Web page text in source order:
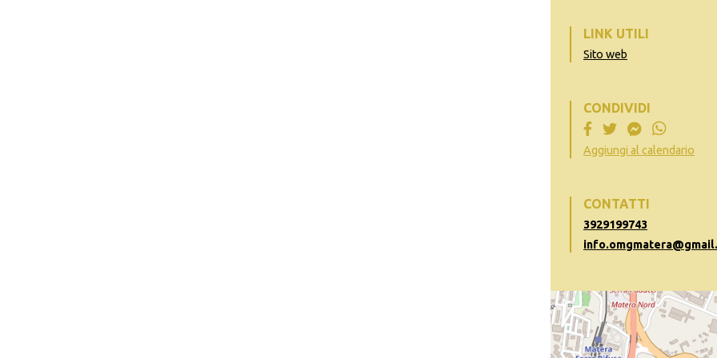
LINK UTILI
Sito web
CONDIVIDI
Aggiungi al calendario
CONTATTI
3929199743